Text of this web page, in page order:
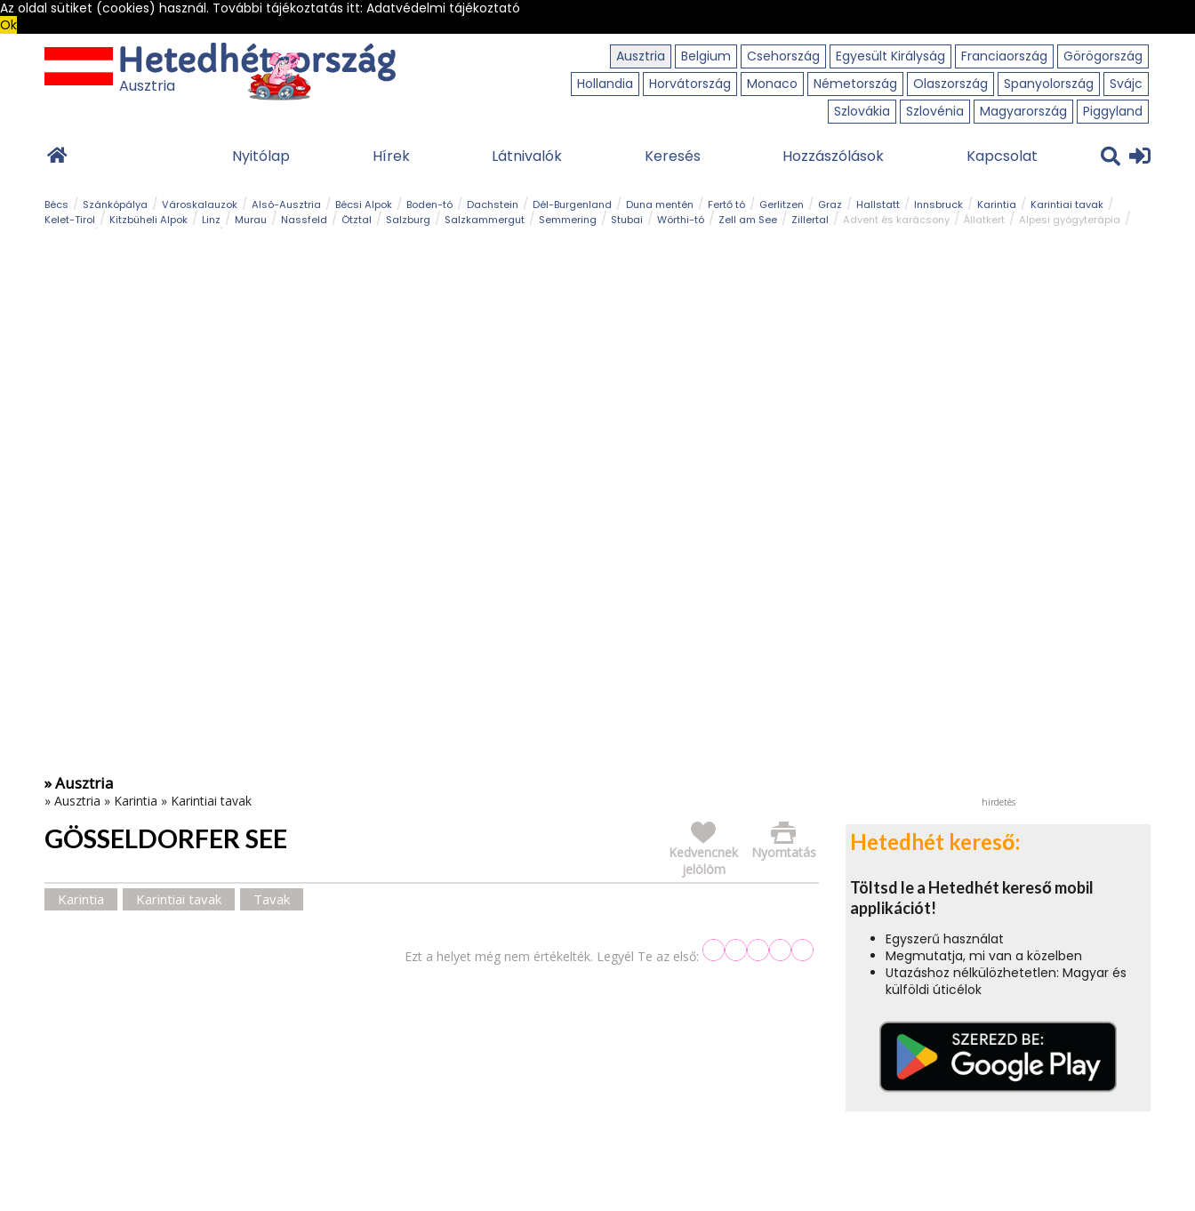
Az oldal sütiket (cookies) használ. További tájékoztatás itt: Adatvédelmi tájékoztató
Ok
Ausztria
Belgium Csehország Egyesült Királyság Franciaország
Görögország
Hollandia
Horvátország Monaco Németország Olaszország Spanyolország
Svájc
Szlovákia
Szlovénia Magyarország Piggyland
Ausztria
Nyitólap Hírek Látnivalók Keresés Hozzászólások Kapcsolat
Bécs Szánkópálya Városkalauzok Alsó-Ausztria Bécsi Alpok Boden-tó Dachstein Dél-Burgenland Duna mentén Fertő tó Gerlitzen Graz Hallstatt Innsbruck Karintia
Karintiai tavak
Kelet-Tirol
Kitzbüheli Alpok Linz Murau Nassfeld Ötztal Salzburg Salzkammergut Semmering Stubai Wörthi-tó Zell am See Zillertal Advent és karácsony Állatkert
Alpesi gyógyterápia
» Ausztria
» Ausztria » Karintia » Karintiai tavak
GÖSSELDORFER SEE Nyomtatás
Kedvencnek
jelölöm
Karintia Karintiai tavak Tavak
Ezt a helyet még nem értékelték. Legyél Te az első:
hirdetés
Hetedhét kereső:
Töltsd le a Hetedhét kereső mobil
applikációt!
Egyszerű használat
Megmutatja, mi van a közelben
Utazáshoz nélkülözhetetlen: Magyar és
külföldi úticélok